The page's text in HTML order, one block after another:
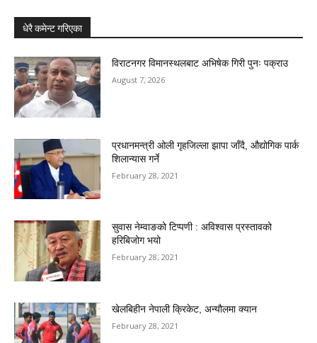
धेरै कमेन्ट गरिएका
विराटनगर विमानस्थलबाट अभिषेक गिरी पुनः पक्राउ
August 7, 2026
प्रधानमन्त्री ओली गृहजिल्ला झापा जाँदै, औद्योगिक पार्क
शिलान्यास गर्ने
February 28, 2021
सुवास नेम्वाङको टिप्पणी : अविश्वास प्रस्तावको
हरिबिजोग भयो
February 28, 2021
खेलबिहीन नेपाली क्रिकेट, अन्यौलमा क्यान
February 28, 2021